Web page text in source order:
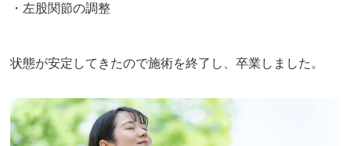
・左股関節の調整
状態が安定してきたので施術を終了し、卒業しました。